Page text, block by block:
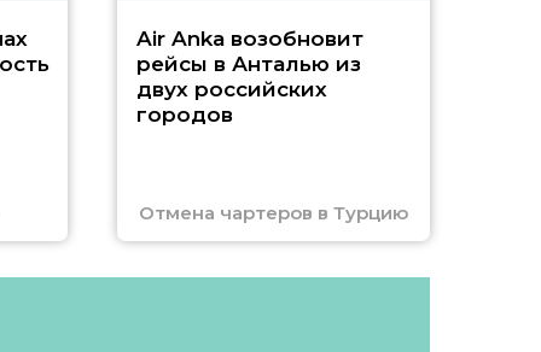
Air Anka возобновит
рейсы в Анталью из
двух российских
городов
Отмена чартеров в Турцию